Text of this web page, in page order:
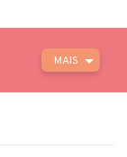
MAIS